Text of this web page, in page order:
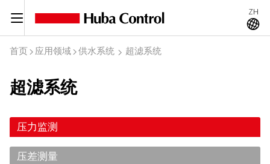
C ZH
A
首页 I 应用领域 I 供水系统 I 超滤系统
超滤系统
压力监测
压差测量